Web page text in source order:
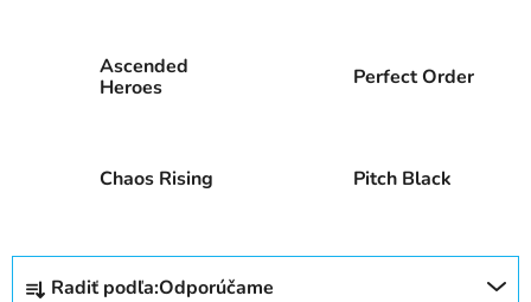
Ascended
Heroes
Perfect Order
Chaos Rising Pitch Black
R
Radiť podľa:Odporúčame